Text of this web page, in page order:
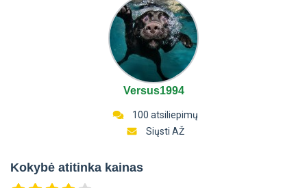
Versus1994
100 atsiliepimų
Siųsti AŽ
Kokybė atitinka kainas